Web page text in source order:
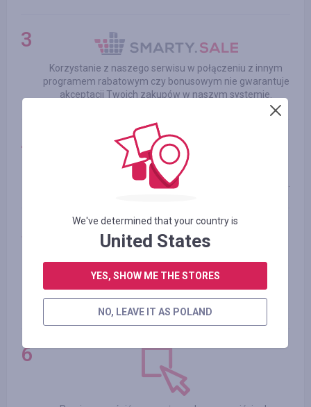
Korzystanie z naszego serwisu w połączeniu z innym
programem rabatowym czy bonusowym nie gwarantuje
akceptacji Twoich zakupów w naszym systemie.
Nasze kody rabatowe najczęściej nie łączą się z kodami
innych sklepów internetowych. Korzystaj tylko z naszych.
W momencie realizacji zamówień nie przechodź na inne
strony banerów reklamowy, w tym też niektórych
sklepów internetowych, może to zaszkodzić naliczeniu
We've determined that your country is
United States
YES, SHOW ME THE STORES
NO, LEAVE IT AS POLAND